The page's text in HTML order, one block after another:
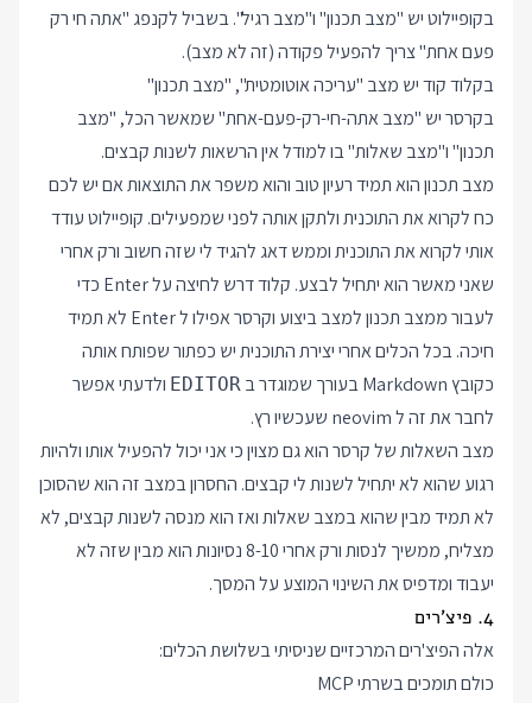
בקופיילוט יש "מצב תכנון" ו"מצב רגיל". בשביל לקנפג "אתה חי רק
פעם אחת" צריך להפעיל פקודה (זה לא מצב).
בקלוד קוד יש מצב "עריכה אוטומטית", "מצב תכנון"
בקרסר יש "מצב אתה-חי-רק-פעם-אחת" שמאשר הכל, "מצב
תכנון" ו"מצב שאלות" בו למודל אין הרשאות לשנות קבצים.
מצב תכנון הוא תמיד רעיון טוב והוא משפר את התוצאות אם יש לכם
כח לקרוא את התוכנית ולתקן אותה לפני שמפעילים. קופיילוט עודד
אותי לקרוא את התוכנית וממש דאג להגיד לי שזה חשוב ורק אחרי
שאני מאשר הוא יתחיל לבצע. קלוד דרש לחיצה על Enter כדי
לעבור ממצב תכנון למצב ביצוע וקרסר אפילו ל Enter לא תמיד
חיכה. בכל הכלים אחרי יצירת התוכנית יש כפתור שפותח אותה
כקובץ Markdown בעורך שמוגדר ב
EDITOR ולדעתי אפשר
לחבר את זה ל neovim שעכשיו רץ.
מצב השאלות של קרסר הוא גם מצוין כי אני יכול להפעיל אותו ולהיות
רגוע שהוא לא יתחיל לשנות לי קבצים. החסרון במצב זה הוא שהסוכן
לא תמיד מבין שהוא במצב שאלות ואז הוא מנסה לשנות קבצים, לא
מצליח, ממשיך לנסות ורק אחרי 8-10 נסיונות הוא מבין שזה לא
יעבוד ומדפיס את השינוי המוצע על המסך.
4. פיצ'רים
אלה הפיצ'רים המרכזיים שניסיתי בשלושת הכלים:
כולם תומכים בשרתי MCP